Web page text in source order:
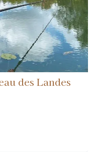
des Landes